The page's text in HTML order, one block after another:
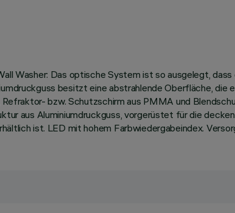
Washer: Das optische System ist so ausgelegt,
besitzt eine abstrahlende Oberfläche,
bzw. Schutzschirm aus PMMA und
aus Aluminiumdruckguss, vorgerüstet für die
ist. LED mit hohem Farbwiedergabeindex.